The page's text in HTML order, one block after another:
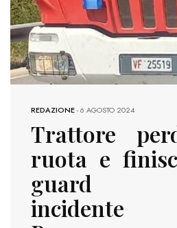
REDAZIONE-6 AGOSTO 2024
Trattore
ruota e
guard